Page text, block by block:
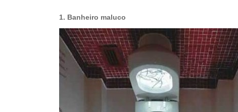
1. Banheiro maluco